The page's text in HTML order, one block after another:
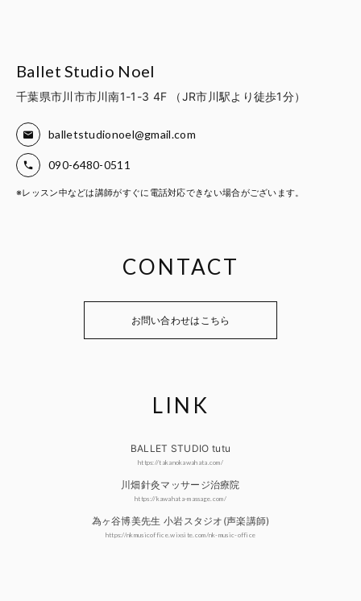
Ballet Studio Noel
千葉県市川市市川南1-1-3 4F （JR市川駅より徒歩1分）
balletstudionoel@gmail.com
090-6480-0511
※レッスン中などは講師がすぐに電話対応できない場合がございます。
CONTACT
お問い合わせはこちら
LINK
BALLET STUDIO tutu
https://takanokawahata.com/
川畑針灸マッサージ治療院
https://kawahata-massage.com/
為ヶ谷博美先生 小岩スタジオ(声楽講師)
https://nkmusicoffice.wixsite.com/nk-music-office